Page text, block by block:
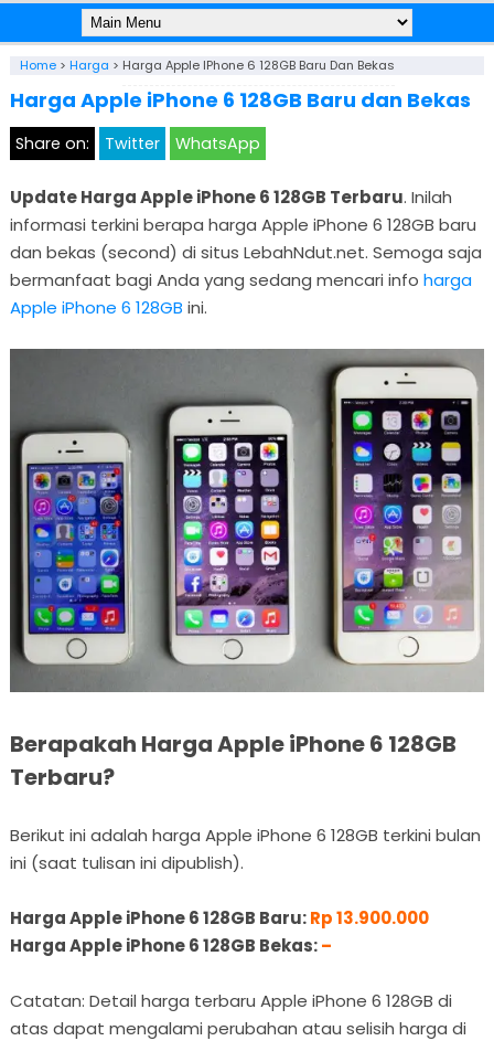
Home> Harga > Harga Apple IPhone 6 128GB Baru Dan Bekas
Harga Apple iPhone 6 128GB Baru dan Bekas
Share on: Twitter WhatsApp
Update Harga Apple iPhone 6 128GB Terbaru. Inilah
informasi terkini berapa harga Apple iPhone 6 128GB baru
dan bekas (second) di situs LebahNdut.net. Semoga saja
bermanfaat bagi Anda yang sedang mencari info harga
Apple iPhone 6 128GB ini.
Berapakah Harga Apple iPhone 6 128GB
Terbaru?
Berikut ini adalah harga Apple iPhone 6 128GB terkini bulan
ini (saat tulisan ini dipublish).
Harga Apple iPhone 6 128GB Baru:Rp 13.900.000
Harga Apple iPhone 6 128GB Bekas:–
Catatan: Detail harga terbaru Apple iPhone 6 128GB di
atas dapat mengalami perubahan atau selisih harga di